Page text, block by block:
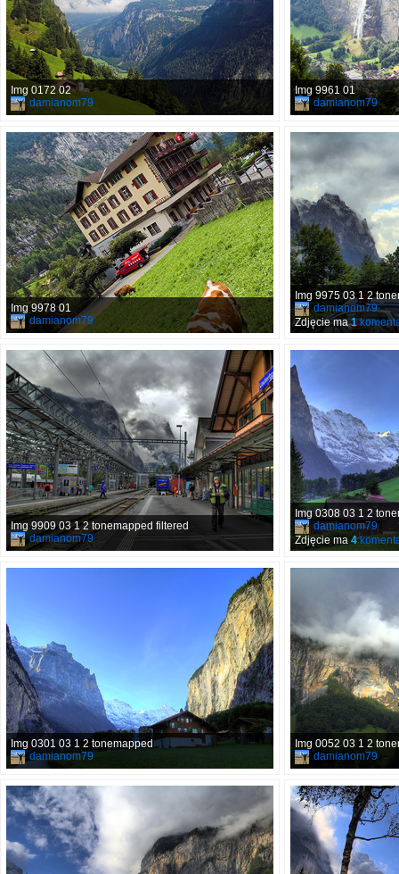
Img 0172 02
damianom79
Img 9961 01
damianom79
Img 9978 01
damianom79
Img 9975 03 1 2
damianom79
Zdjęcie ma1
Img 9909 03 1 2 tonemapped filtered
damianom79
Img 0308 03 1 2
damianom79
Zdjęcie ma4
Img 0301 03 1 2 tonemapped
damianom79
Img 0052 03 1 2
damianom79